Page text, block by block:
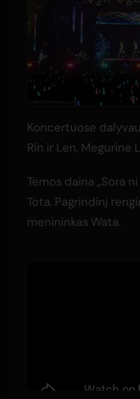
Koncertuose
Rin ir Len, Megurine
Temos daina „Sora
Tota. Pagrindinį
menininkas Wata.